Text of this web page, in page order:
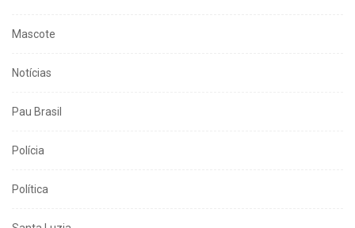
Mascote
Notícias
Pau Brasil
Polícia
Política